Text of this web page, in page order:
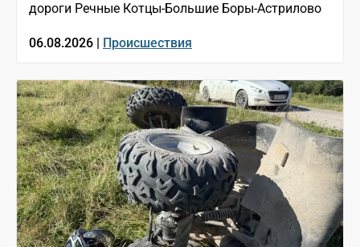
дороги Речные Котцы-Большие Боры-Астрилово
06.08.2026 | Происшествия